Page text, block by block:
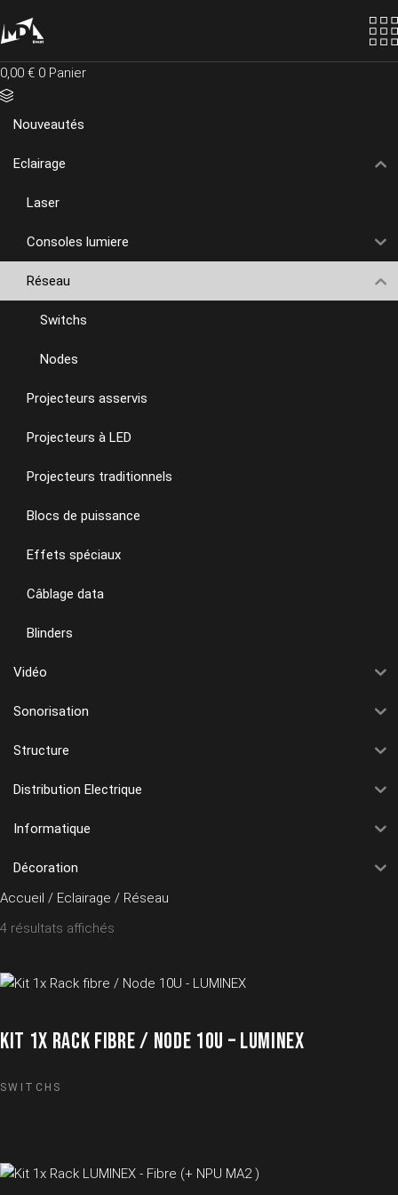
the
content
0,00 € 0 Panier
Nouveautés
Eclairage
Laser
Consoles lumiere
Réseau
Switchs
Nodes
Projecteurs asservis
Projecteurs à LED
Projecteurs traditionnels
Blocs de puissance
Effets spéciaux
Câblage data
Blinders
Vidéo
Sonorisation
Structure
Distribution Electrique
Informatique
Décoration
Accueil / Eclairage / Réseau
4 résultats affichés
KIT 1X RACK FIBRE / NODE 10U – LUMINEX
SWITCHS